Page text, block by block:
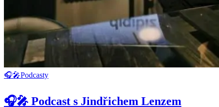
🎧🎤Podcasty
🎧🎤 Podcast s Jindřichem Lenzem